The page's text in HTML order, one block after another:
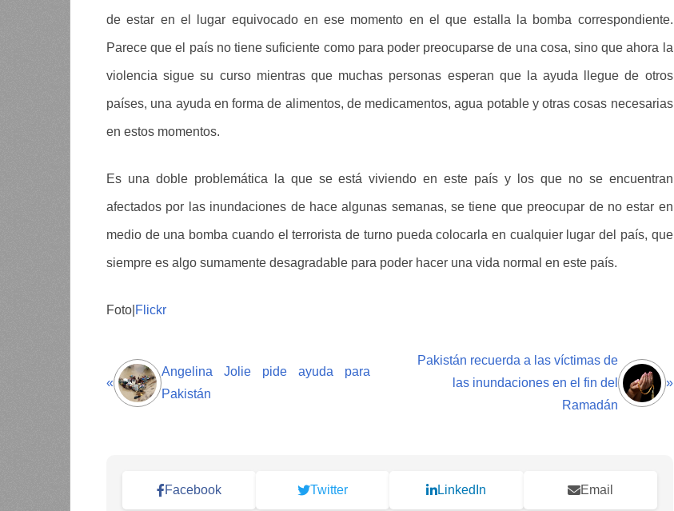
de estar en el lugar equivocado en ese momento en el que estalla la bomba correspondiente.
Parece que el país no tiene suficiente como para poder preocuparse de una cosa, sino que ahora la
violencia sigue su curso mientras que muchas personas esperan que la ayuda llegue de otros
países, una ayuda en forma de alimentos, de medicamentos, agua potable y otras cosas necesarias
en estos momentos.
Es una doble problemática la que se está viviendo en este país y los que no se encuentran
afectados por las inundaciones de hace algunas semanas, se tiene que preocupar de no estar en
medio de una bomba cuando el terrorista de turno pueda colocarla en cualquier lugar del país, que
siempre es algo sumamente desagradable para poder hacer una vida normal en este país.
Foto| Flickr
«
Angelina Jolie pide ayuda para
Pakistán
Pakistán recuerda a las víctimas de
las inundaciones en el fin del
Ramadán
»
Facebook Twitter LinkedIn Email